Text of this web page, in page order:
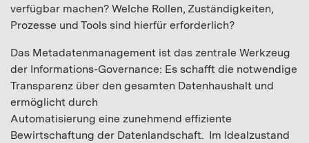
verfügbar machen? Welche Rollen, Zuständigkeiten,
Prozesse und Tools sind hierfür erforderlich?
Das Metadatenmanagement ist das zentrale Werkzeug
der Informations-Governance: Es schafft die notwendige
Transparenz über den gesamten Datenhaushalt und
ermöglicht durch
Automatisierung eine zunehmend effiziente
Bewirtschaftung der Datenlandschaft. Im Idealzustand